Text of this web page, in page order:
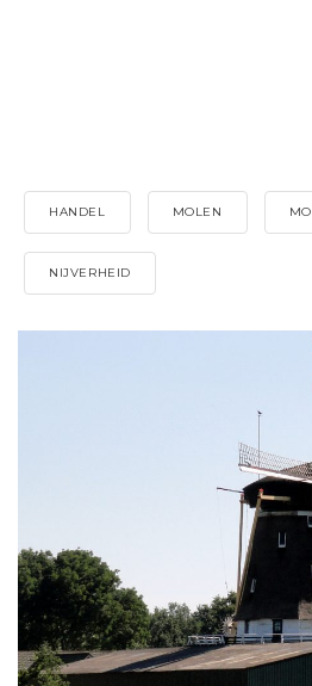
HANDEL MOLEN
NIJVERHEID